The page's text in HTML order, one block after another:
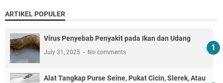
ARTIKEL POPULER
Virus Penyebab Penyakit pada Ikan dan Udang
July 31, 2025 No comments
Alat Tangkap Purse Seine, Pukat Cicin, Slerek, Atau